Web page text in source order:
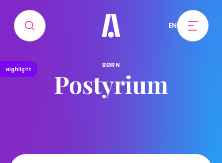
EN
BØRN
Postyrium
Highlight